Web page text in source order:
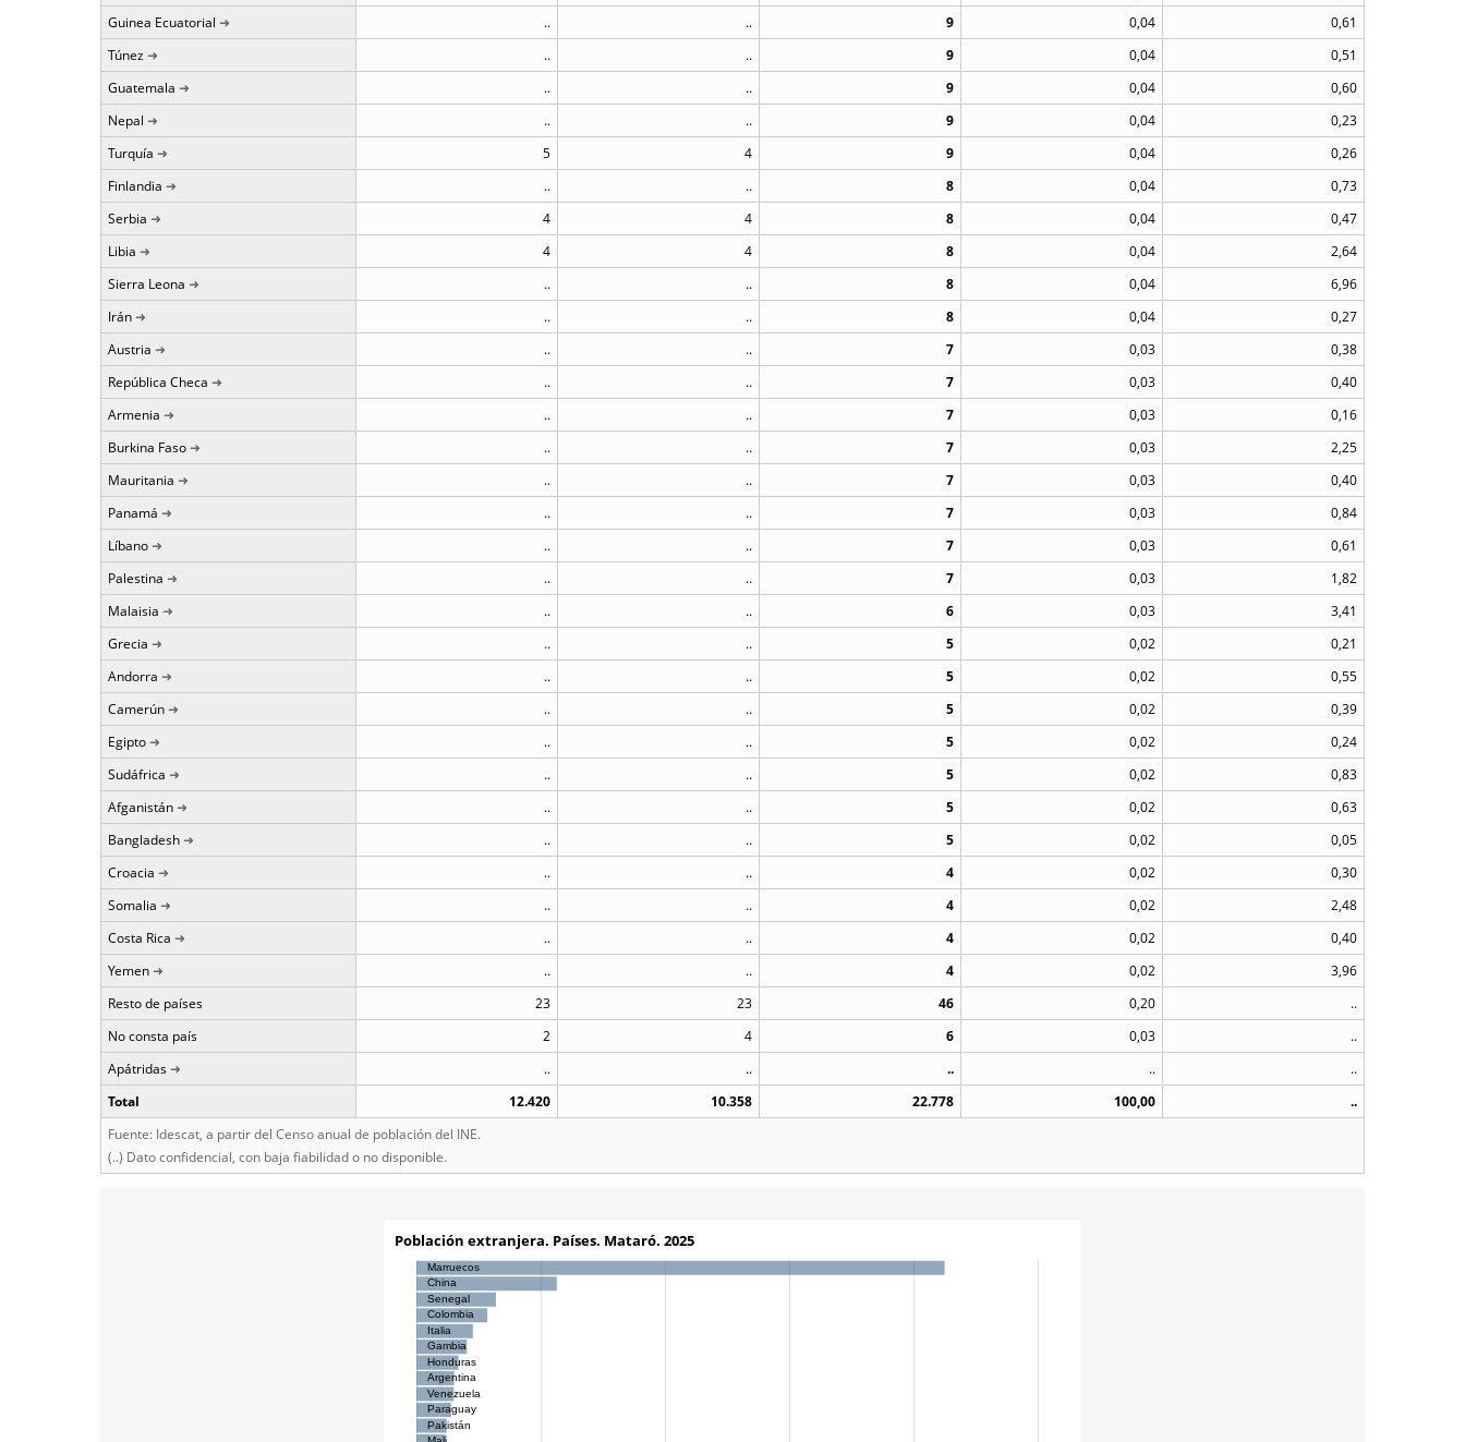
Guinea Ecuatorial
.. .. 9 0,04
0,61
Túnez
.. .. 9 0,04
0,51
Guatemala
.. .. 9 0,04
0,60
Nepal
.. .. 9 0,04
0,23
Turquía
5 4 9 0,04
0,26
Finlandia
.. .. 8 0,04
0,73
Serbia
4 4 8 0,04
0,47
Libia
4 4 8 0,04
2,64
Sierra Leona
.. .. 8 0,04
6,96
Irán
.. .. 8 0,04
0,27
Austria
.. .. 7 0,03
0,38
República Checa
.. .. 7 0,03
0,40
Armenia
.. .. 7 0,03
0,16
Burkina Faso
.. .. 7 0,03
2,25
Mauritania
.. .. 7 0,03
0,40
Panamá
.. .. 7 0,03
0,84
Líbano
.. .. 7 0,03
0,61
Palestina
.. .. 7 0,03
1,82
Malaisia
.. .. 6 0,03
3,41
Grecia
.. .. 5 0,02
0,21
Andorra
.. .. 5 0,02
0,55
Camerún
.. .. 5 0,02
0,39
Egipto
.. .. 5 0,02
0,24
Sudáfrica
.. .. 5 0,02
0,83
Afganistán
.. .. 5 0,02
0,63
Bangladesh
.. .. 5 0,02
0,05
Croacia
.. .. 4 0,02
0,30
Somalia
.. .. 4 0,02
2,48
Costa Rica
.. .. 4 0,02
0,40
Yemen
.. .. 4 0,02
3,96
Resto de países
23 23 46 0,20
..
No consta país
2 4 6 0,03
..
Apátridas
.. .. .. ..
..
Total
12.420 10.358 22.778 100,00
..
Fuente: Idescat, a partir del Censo anual de población del INE.
(..) Dato confidencial, con baja fiabilidad o no disponible.